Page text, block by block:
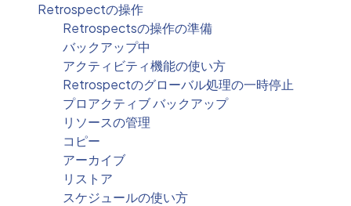
Retrospectの操作
Retrospectsの操作の準備
バックアップ中
アクティビティ機能の使い方
Retrospectのグローバル処理の一時停止
プロアクティブ バックアップ
リソースの管理
コピー
アーカイブ
リストア
スケジュールの使い方